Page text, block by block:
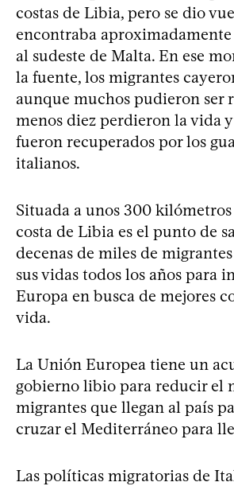
costas de Libia, pero se dio
encontraba
al sudeste de Malta. En ese
la fuente, los migrantes
aunque muchos pudieron ser
menos diez perdieron la vida y
fueron recuperados por los
italianos.
Situada a unos 300
costa de Libia es el punto de
decenas de miles de
sus vidas todos los años para
Europa en busca de mejores
vida.
La Unión Europea tiene un
gobierno libio para reducir el
migrantes que llegan al país
cruzar el Mediterráneo para
Las políticas migratorias de